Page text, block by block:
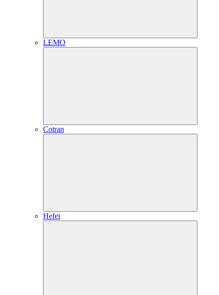
LEMO
Cotran
Hefei